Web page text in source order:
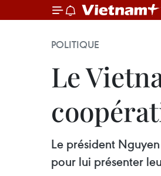
POLITIQUE
Le
Le président
pour lui présenter